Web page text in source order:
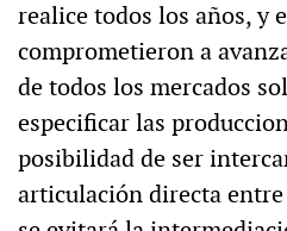
realice todos los años, y
comprometieron a
de todos los mercados
especificar las
posibilidad de ser
articulación directa